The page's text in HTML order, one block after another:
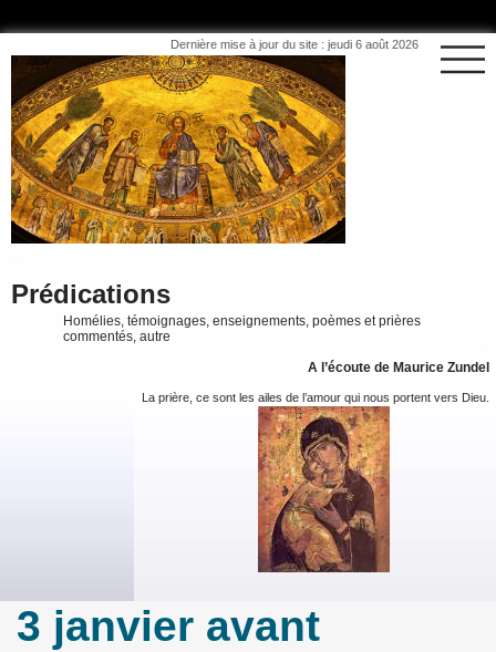
Dernière mise à jour du site : jeudi 6 août 2026
Prédications
Homélies, témoignages, enseignements, poèmes et prières
commentés, autre
A l’écoute de Maurice Zundel
La prière, ce sont les ailes de l’amour qui nous portent vers Dieu.
3 janvier avant